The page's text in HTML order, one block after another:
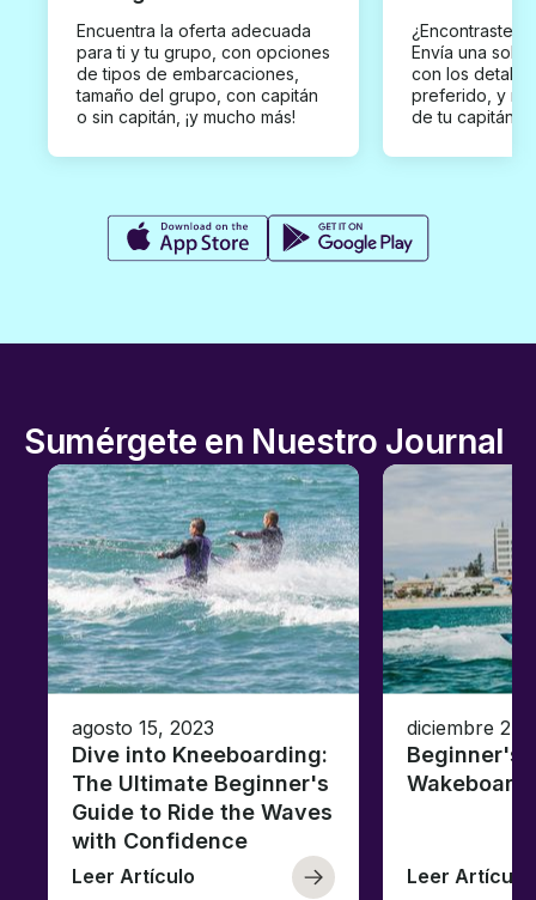
Encuentra la oferta adecuada
para ti y tu grupo, con opciones
de tipos de embarcaciones,
tamaño del grupo, con capitán
o sin capitán, ¡y mucho más!
¿Encontraste
Envía una
con los
preferido, y
de tu capitán
Sumérgete en Nuestro Journal
agosto 15, 2023
Dive into Kneeboarding:
The Ultimate Beginner's
Guide to Ride the Waves
with Confidence
Leer Artículo
diciembre 27,
Beginner's
Leer Artículo